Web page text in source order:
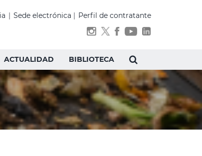
| Sede electrónica | Perfil de contratante
ACTUALIDAD BIBLIOTECA